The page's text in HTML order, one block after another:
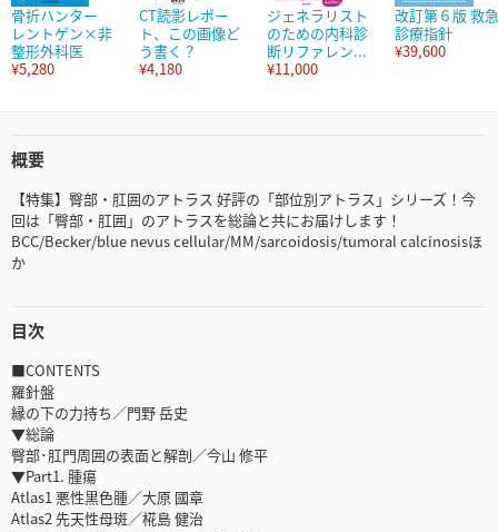
骨折ハンター
レントゲン×非
整形外科医
¥5,280
CT読影レポー
ト、この画像ど
う書く？
¥4,180
ジェネラリスト
のための内科診
断リファレン...
¥11,000
改訂第６版 救急
診療指針
¥39,600
概要
【特集】臀部・肛囲のアトラス 好評の「部位別アトラス」シリーズ！今
回は「臀部・肛囲」のアトラスを総論と共にお届けします！
BCC/Becker/blue nevus cellular/MM/sarcoidosis/tumoral calcinosisほ
か
目次
■CONTENTS
羅針盤
縁の下の力持ち／門野 岳史
▼総論
臀部･肛門周囲の表面と解剖／今山 修平
▼Part1. 腫瘍
Atlas1 悪性黒色腫／大原 國章
Atlas2 先天性母斑／椛島 健治